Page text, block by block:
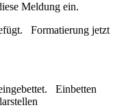
Meldung ein.
Formatierung jetzt
Einbetten